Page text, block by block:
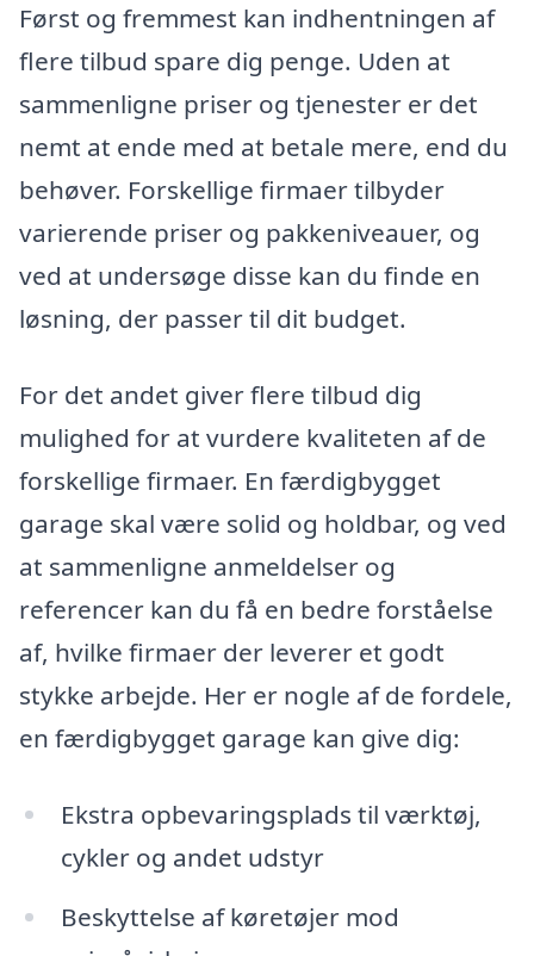
Først og fremmest kan indhentningen af
flere tilbud spare dig penge. Uden at
sammenligne priser og tjenester er det
nemt at ende med at betale mere, end du
behøver. Forskellige firmaer tilbyder
varierende priser og pakkeniveauer, og
ved at undersøge disse kan du finde en
løsning, der passer til dit budget.
For det andet giver flere tilbud dig
mulighed for at vurdere kvaliteten af de
forskellige firmaer. En færdigbygget
garage skal være solid og holdbar, og ved
at sammenligne anmeldelser og
referencer kan du få en bedre forståelse
af, hvilke firmaer der leverer et godt
stykke arbejde. Her er nogle af de fordele,
en færdigbygget garage kan give dig:
Ekstra opbevaringsplads til værktøj,
cykler og andet udstyr
Beskyttelse af køretøjer mod